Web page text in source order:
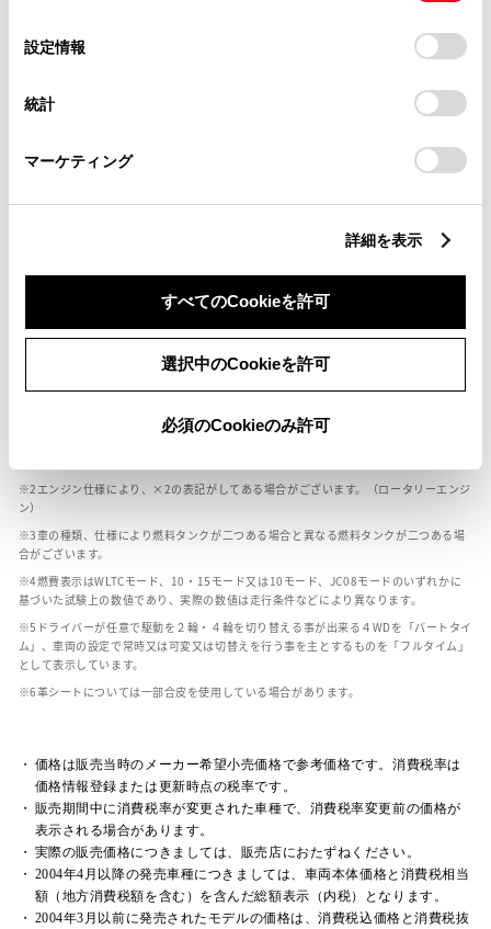
デバイスにすべてのCookie(クッキー)が保存されることに同
意したことになります。Cookie(クッキー)のオプトアウト、
設定の変更、同意を撤回したりするにあたっては、当社の
「Cookie（クッキー）情報の取り扱いについて
」をご覧くだ
設定情報
統計
マーケティング
詳細を表示
すべてのCookieを許可
選択中のCookieを許可
必須のCookieのみ許可
1990kg
装備・オプション
エンジン仕様により、×2の表記がしてある場合がございます。（ロータリーエンジ
ン）
車の種類、仕様により燃料タンクが二つある場合と異なる燃料タンクが二つある場
合がございます。
燃費表示はWLTCモード、10・15モード又は10モード、JC08モードのいずれかに
基づいた試験上の数値であり、実際の数値は走行条件などにより異なります。
ドライバーが任意で駆動を２輪・４輪を切り替える事が出来る４WDを「パートタイ
ム」、車両の設定で常時又は可変又は切替えを行う事を主とするものを「フルタイム」
として表示しています。
革シートについては一部合皮を使用している場合があります。
価格は販売当時のメーカー希望小売価格で参考価格です。消費税率は
価格情報登録または更新時点の税率です。
販売期間中に消費税率が変更された車種で、消費税率変更前の価格が
表示される場合があります。
実際の販売価格につきましては、販売店におたずねください。
2004年4月以降の発売車種につきましては、車両本体価格と消費税相当
額（地方消費税額を含む）を含んだ総額表示（内税）となります。
2004年3月以前に発売されたモデルの価格は、消費税込価格と消費税抜